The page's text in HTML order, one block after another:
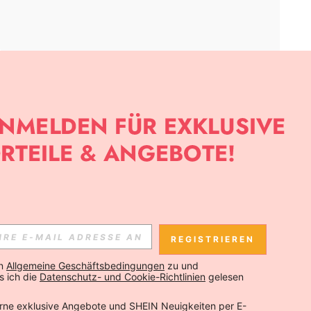
APP
ANMELDEST, KANNST DU DIE NEUESTEN TRENDS VOR
DICH JEDERZEIT ABMELDEN).
Abonnieren
Abonnieren
REGISTRIEREN
Allgemeine Geschäftsbedingungen zu und
ich die Datenschutz- und Cookie-Richtlinien gelesen
exklusive Angebote und SHEIN Neuigkeiten per E-